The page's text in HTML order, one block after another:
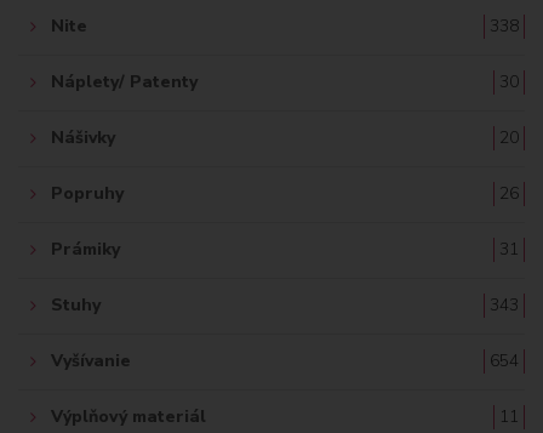
Nite 338
Náplety/ Patenty 30
Nášivky 20
Popruhy 26
Prámiky 31
Stuhy 343
Vyšívanie 654
Výplňový materiál 11